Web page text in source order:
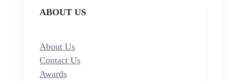
ABOUT US
About Us
Contact Us
Awards